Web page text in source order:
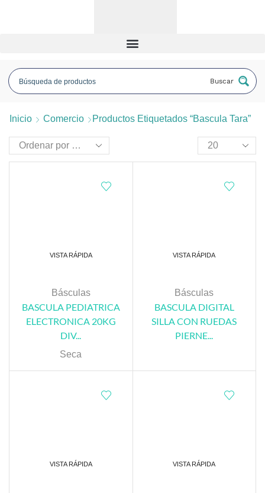
Buscar
Inicio Comercio Productos Etiquetados “bascula Tara”
VISTA RÁPIDA
Básculas
BASCULA PEDIATRICA
ELECTRONICA 20KG
DIV...
Seca
VISTA RÁPIDA
Básculas
BASCULA DIGITAL
SILLA CON RUEDAS
PIERNE...
VISTA RÁPIDA VISTA RÁPIDA